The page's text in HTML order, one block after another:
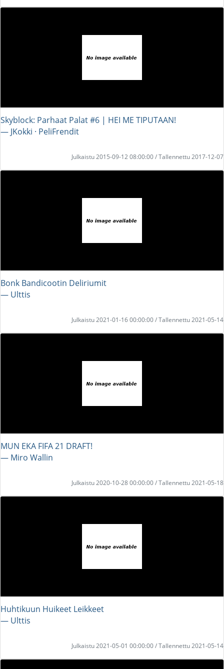
Skyblock: Parhaat Palat #6 | HEI ME TIPUTAAN!
― JKokki · PeliFrendit
Julkaistu 2015-09-12 08:00:00 / Tallennettu 2017-12-07
Bonk Bandicootin Deliriumit
― Ulttis
Julkaistu 2021-01-16 00:00:00 / Tallennettu 2021-05-14
MUN EKA FIFA 21 DRAFT!
― Miro Wallin
Julkaistu 2020-10-28 00:00:00 / Tallennettu 2021-05-18
Huhtikuun Huikeet Leikkeet
― Ulttis
Julkaistu 2021-05-01 00:00:00 / Tallennettu 2021-05-14